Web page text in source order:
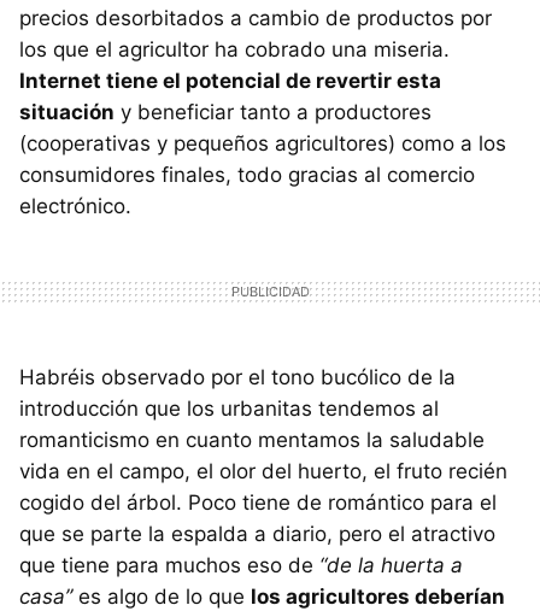
precios desorbitados a cambio de productos por
los que el agricultor ha cobrado una miseria.
Internet tiene el potencial de revertir esta
situación y beneficiar tanto a productores
(cooperativas y pequeños agricultores) como a los
consumidores finales, todo gracias al comercio
electrónico.
Habréis observado por el tono bucólico de la
introducción que los urbanitas tendemos al
romanticismo en cuanto mentamos la saludable
vida en el campo, el olor del huerto, el fruto recién
cogido del árbol. Poco tiene de romántico para el
que se parte la espalda a diario, pero el atractivo
que tiene para muchos eso de “de la huerta a
casa”es algo de lo que los agricultores deberían